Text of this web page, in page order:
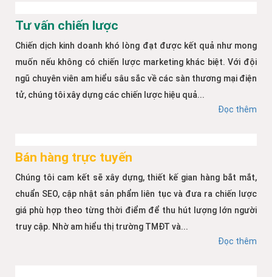
Tư vấn chiến lược
Chiến dịch kinh doanh khó lòng đạt được kết quả như mong
muốn nếu không có chiến lược marketing khác biệt. Với đội
ngũ chuyên viên am hiểu sâu sắc về các sàn thương mại điện
tử, chúng tôi xây dựng các chiến lược hiệu quả...
Đọc thêm
Bán hàng trực tuyến
Chúng tôi cam kết sẽ xây dựng, thiết kế gian hàng bắt mắt,
chuẩn SEO, cập nhật sản phẩm liên tục và đưa ra chiến lược
giá phù hợp theo từng thời điểm để thu hút lượng lớn người
truy cập. Nhờ am hiểu thị trường TMĐT và...
Đọc thêm